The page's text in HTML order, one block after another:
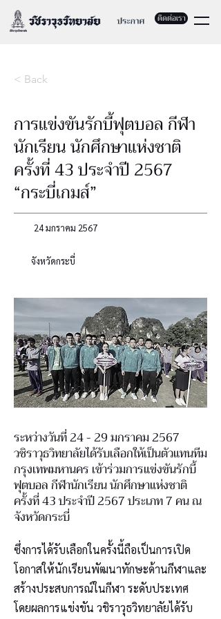
ติดต่อเรา
< Back
การแข่งขันรักบี้ฟุตบอล กีฬา
นักเรียน นักศึกษาแห่งชาติ
ครั้งที่ 43 ประจำปี 2567
“กระบี่เกมส์”
24 มกราคม 2567
จังหวัดกระบี่
ระหว่างวันที่ 24 - 29 มกราคม 2567
วชิราวุธวิทยาลัยได้รับเลือกให้เป็นตัวแทนทีม
กรุงเทพมหานคร เข้าร่วมการแข่งขันรักบี้
ฟุตบอล กีฬานักเรียน นักศึกษาแห่งชาติ
ครั้งที่ 43 ประจำปี 2567 ประเภท 7 คน ณ
จังหวัดกระบี่
ซึ่งการได้รับเลือกในครั้งนี้ถือเป็นการเปิด
โอกาสให้นักเรียนพัฒนาทักษะด้านกีฬาและ
สร้างประสบการณ์ในกีฬา ระดับประเทศ
โดยผลการแข่งขัน วชิราวุธวิทยาลัยได้รับ